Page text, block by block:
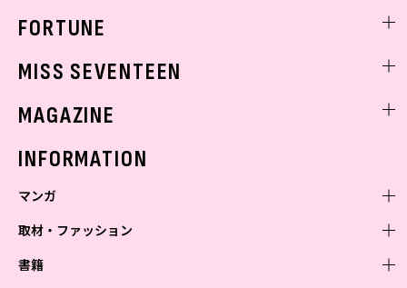
FORTUNE
MISS SEVENTEEN
MAGAZINE
INFORMATION
マンガ
少年マンガ
青年マンガ
取材・ファッション
ファッション・美容
書籍